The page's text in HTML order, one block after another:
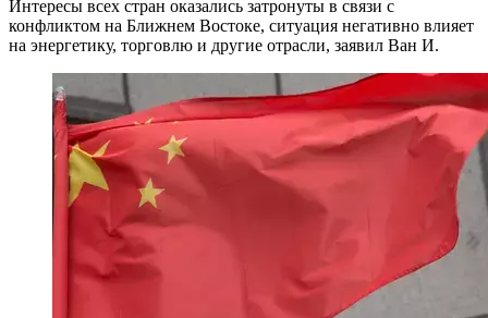
Интересы всех стран оказались затронуты в связи с
конфликтом на Ближнем Востоке, ситуация негативно влияет
на энергетику, торговлю и другие отрасли, заявил Ван И.